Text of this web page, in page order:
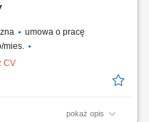
umowa o pracę
mies.
CV
pokaż opis